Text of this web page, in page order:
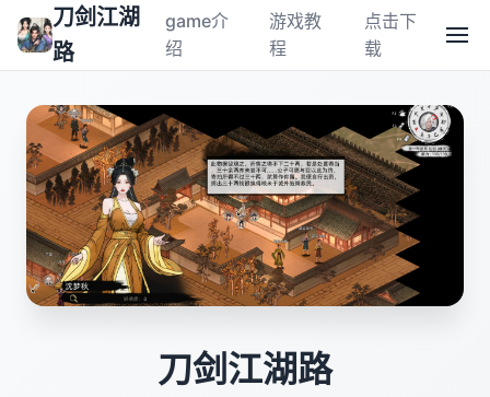
刀剑江湖
路
game介
绍
游戏教
程
点击下
载
刀剑江湖路